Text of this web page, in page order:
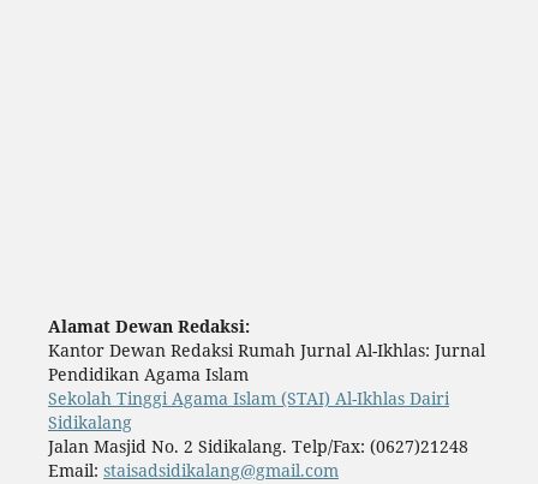
Alamat Dewan Redaksi:
Kantor Dewan Redaksi Rumah Jurnal Al-Ikhlas: Jurnal
Pendidikan Agama Islam
Sekolah Tinggi Agama Islam (STAI) Al-Ikhlas Dairi
Sidikalang
Jalan Masjid No. 2 Sidikalang. Telp/Fax: (0627)21248
Email: staisadsidikalang@gmail.com